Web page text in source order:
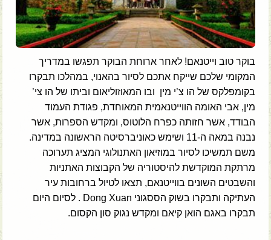
בוקר טוב וייטנאם! לאחר ארוחת הבוקר תפגשו במדריך
המקומי שלכם שייקח אתכם לסיור בהאנוי, במהלכו תבקרו
בקומפלקס של הו צ’י מין ובו המאוזוליאום וביתו של הו צי’
מין, אבי האומה הווייטנאמית המאוחדת, פגודת העמוד
הבודד, אשר חזותה כפרח הלוטוס, ומקדש הספרות, אשר
נבנה במאה ה-11 ושימש כאוניברסיטה הראשונה במדינה.
משם תמשיכו לסיור במוזיאון האתנולוגי המציג תערוכה
מרתקת המוקדשת להיסטוריה של הקבוצות האתניות
והשבטים השונים בווייטנאם, תצאו לטיול ברחובות עיר
העתיקה ותבקרו בשוק הססגוני Dong Xuan . לסיום היום
תבקרו באגם הואן קיאם ומקדש נגוק סון הקסום.